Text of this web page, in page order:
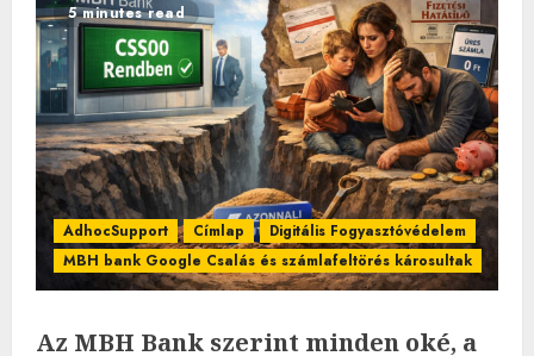
5 minutes read
AdhocSupport Címlap
Digitális Fogyasztóvédelem
MBH bank Google Csalás és számlafeltörés károsultak
Az MBH Bank szerint minden oké, a